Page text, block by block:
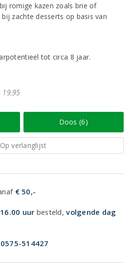
romige kazen zoals brie of
zachte desserts op basis van
tot circa 8 jaar.
19,95
Doos (6)
Op verlanglijst
€ 50,-
uur besteld,volgende dag
514427